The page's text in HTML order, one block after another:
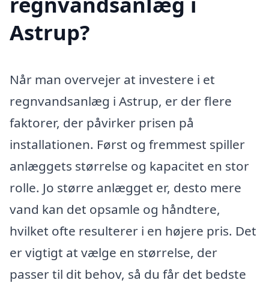
Astrup?
Når man overvejer at investere i et
regnvandsanlæg i Astrup, er der flere
faktorer, der påvirker prisen på
installationen. Først og fremmest spiller
anlæggets størrelse og kapacitet en stor
rolle. Jo større anlægget er, desto mere
vand kan det opsamle og håndtere,
hvilket ofte resulterer i en højere pris. Det
er vigtigt at vælge en størrelse, der
passer til dit behov, så du får det bedste